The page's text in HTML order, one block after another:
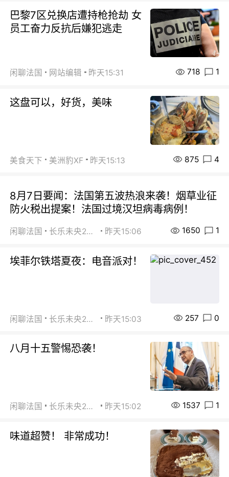
巴黎7区兑换店遭持枪抢劫 女
员工奋力反抗后嫌犯逃走
闲聊法国 网站编辑 昨天15:31 718 1
这盘可以，好货，美味
美食天下 美洲豹XF 昨天15:13 875 4
8月7日要闻：法国第五波热浪来袭！烟草业征
防火税出提案！法国过境汉坦病毒病例！
闲聊法国 长乐未央2015 昨天15:06 1650 1
埃菲尔铁塔夏夜：电音派对！
闲聊法国 长乐未央2015 昨天15:03 257 0
八月十五警惕恐袭！
闲聊法国 长乐未央2015 昨天15:02 1537 1
味道超赞！ 非常成功！